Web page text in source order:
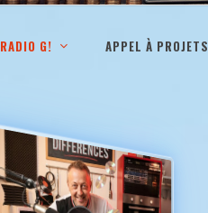
RADIO G! APPEL À PROJETS